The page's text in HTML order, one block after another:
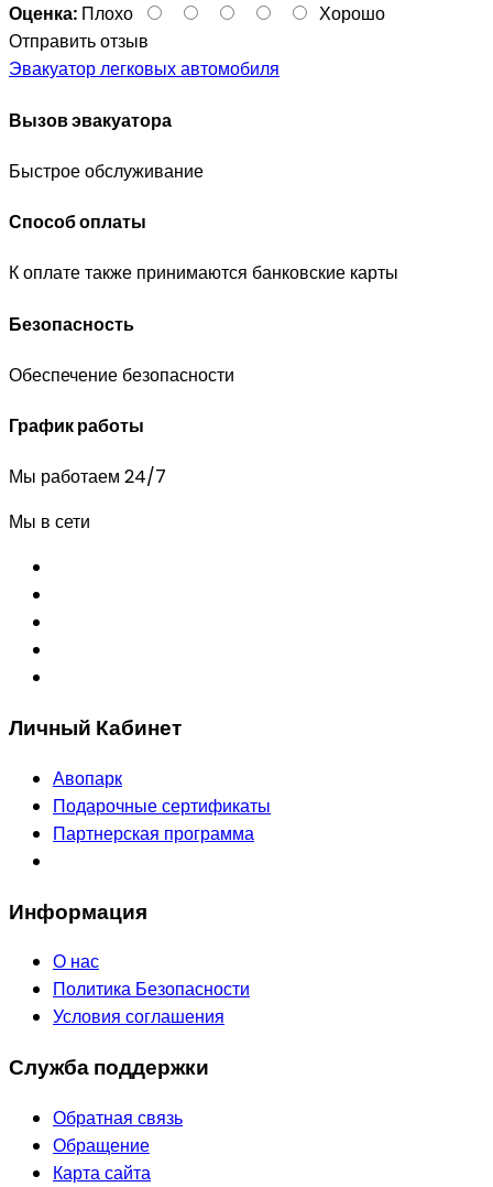
Оценка: Плохо
Хорошо
Отправить отзыв
Эвакуатор легковых автомобиля
Вызов эвакуатора
Быстрое обслуживание
Способ оплаты
К оплате также принимаются банковские карты
Безопасность
Обеспечение безопасности
График работы
Мы работаем 24/7
Мы в сети
Личный Кабинет
Авопарк
Подарочные сертификаты
Партнерская программа
Информация
О нас
Политика Безопасности
Условия соглашения
Служба поддержки
Обратная связь
Обращение
Карта сайта